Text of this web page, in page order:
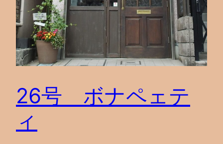
26号 ボナペェテ
ィ